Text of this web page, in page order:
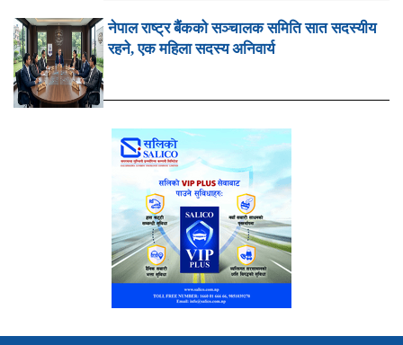
नेपाल राष्ट्र बैंकको सञ्चालक समिति सात सदस्यीय
रहने, एक महिला सदस्य अनिवार्य